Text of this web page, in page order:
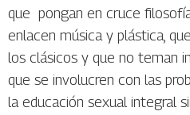
que pongan en cruce
enlacen música y plástica,
los clásicos y que no teman
que se involucren con las
la educación sexual integral